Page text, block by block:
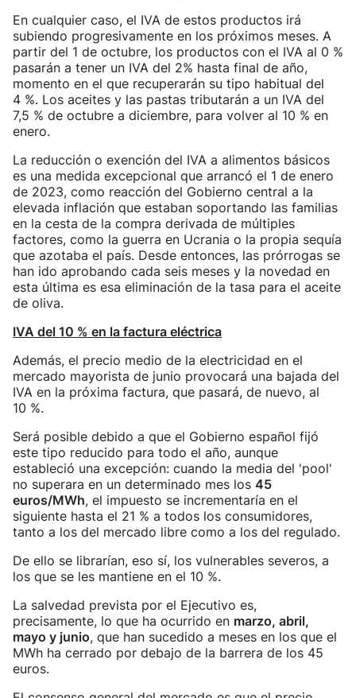
En cualquier caso, el IVA de estos productos irá
subiendo progresivamente en los próximos meses. A
partir del 1 de octubre, los productos con el IVA al 0 %
pasarán a tener un IVA del 2% hasta final de año,
momento en el que recuperarán su tipo habitual del
4 %. Los aceites y las pastas tributarán a un IVA del
7,5 % de octubre a diciembre, para volver al 10 % en
enero.
La reducción o exención del IVA a alimentos básicos
es una medida excepcional que arrancó el 1 de enero
de 2023, como reacción del Gobierno central a la
elevada inflación que estaban soportando las familias
en la cesta de la compra derivada de múltiples
factores, como la guerra en Ucrania o la propia sequía
que azotaba el país. Desde entonces, las prórrogas se
han ido aprobando cada seis meses y la novedad en
esta última es esa eliminación de la tasa para el aceite
de oliva.
IVA del 10 % en la factura eléctrica
Además, el precio medio de la electricidad en el
mercado mayorista de junio provocará una bajada del
IVA en la próxima factura, que pasará, de nuevo, al
10 %.
Será posible debido a que el Gobierno español fijó
este tipo reducido para todo el año, aunque
estableció una excepción: cuando la media del 'pool'
no superara en un determinado mes los 45
euros/MWh, el impuesto se incrementaría en el
siguiente hasta el 21 % a todos los consumidores,
tanto a los del mercado libre como a los del regulado.
De ello se librarían, eso sí, los vulnerables severos, a
los que se les mantiene en el 10 %.
La salvedad prevista por el Ejecutivo es,
precisamente, lo que ha ocurrido en marzo, abril,
mayo y junio, que han sucedido a meses en los que el
MWh ha cerrado por debajo de la barrera de los 45
euros.